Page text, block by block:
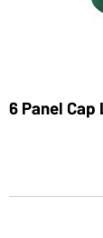
6 Panel